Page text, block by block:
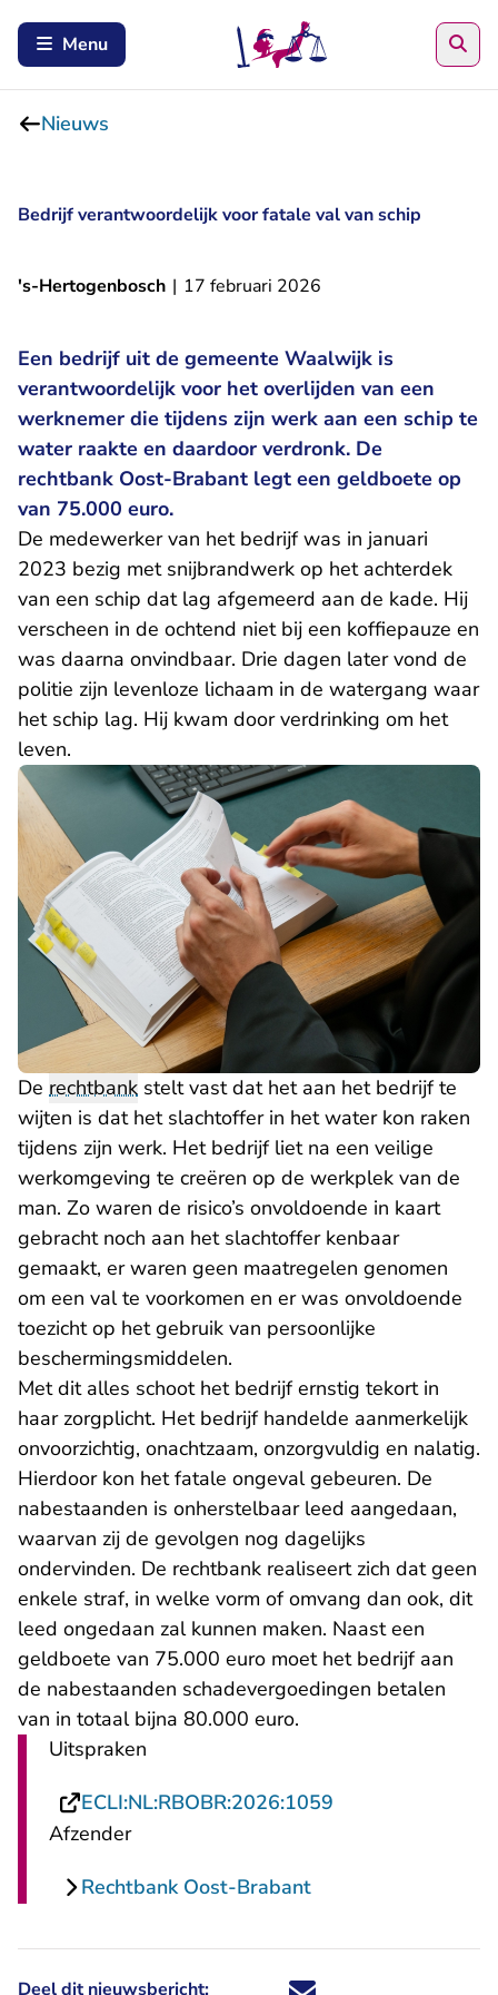
Menu
Nieuws
Bedrijf verantwoordelijk voor fatale val van schip
's-Hertogenbosch | 17 februari 2026
Een bedrijf uit de gemeente Waalwijk is
verantwoordelijk voor het overlijden van een
werknemer die tijdens zijn werk aan een schip te
water raakte en daardoor verdronk. De
rechtbank Oost-Brabant legt een geldboete op
van 75.000 euro.
De medewerker van het bedrijf was in januari
2023 bezig met snijbrandwerk op het achterdek
van een schip dat lag afgemeerd aan de kade. Hij
verscheen in de ochtend niet bij een koffiepauze en
was daarna onvindbaar. Drie dagen later vond de
politie zijn levenloze lichaam in de watergang waar
het schip lag. Hij kwam door verdrinking om het
leven.
De rechtbank stelt vast dat het aan het bedrijf te
wijten is dat het slachtoffer in het water kon raken
tijdens zijn werk. Het bedrijf liet na een veilige
werkomgeving te creëren op de werkplek van de
man. Zo waren de risico’s onvoldoende in kaart
gebracht noch aan het slachtoffer kenbaar
gemaakt, er waren geen maatregelen genomen
om een val te voorkomen en er was onvoldoende
toezicht op het gebruik van persoonlijke
beschermingsmiddelen.
Met dit alles schoot het bedrijf ernstig tekort in
haar zorgplicht. Het bedrijf handelde aanmerkelijk
onvoorzichtig, onachtzaam, onzorgvuldig en nalatig.
Hierdoor kon het fatale ongeval gebeuren. De
nabestaanden is onherstelbaar leed aangedaan,
waarvan zij de gevolgen nog dagelijks
ondervinden. De rechtbank realiseert zich dat geen
enkele straf, in welke vorm of omvang dan ook, dit
leed ongedaan zal kunnen maken. Naast een
geldboete van 75.000 euro moet het bedrijf aan
de nabestaanden schadevergoedingen betalen
van in totaal bijna 80.000 euro.
Uitspraken
ECLI:NL:RBOBR:2026:1059
Afzender
Rechtbank Oost-Brabant
Deel dit nieuwsbericht: Deel dit nieuwsbericht via X -
Deel dit nieuwsbericht via
Deel dit nieuwsbericht
Deel dit